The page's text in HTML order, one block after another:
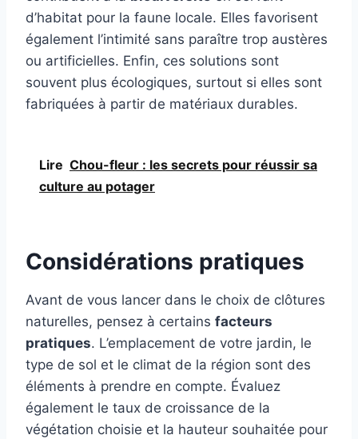
d’habitat pour la faune locale. Elles favorisent
également l’intimité sans paraître trop austères
ou artificielles. Enfin, ces solutions sont
souvent plus écologiques, surtout si elles sont
fabriquées à partir de matériaux durables.
Lire Chou-fleur : les secrets pour réussir sa
culture au potager
Considérations pratiques
Avant de vous lancer dans le choix de clôtures
naturelles, pensez à certains facteurs
pratiques. L’emplacement de votre jardin, le
type de sol et le climat de la région sont des
éléments à prendre en compte. Évaluez
également le taux de croissance de la
végétation choisie et la hauteur souhaitée pour